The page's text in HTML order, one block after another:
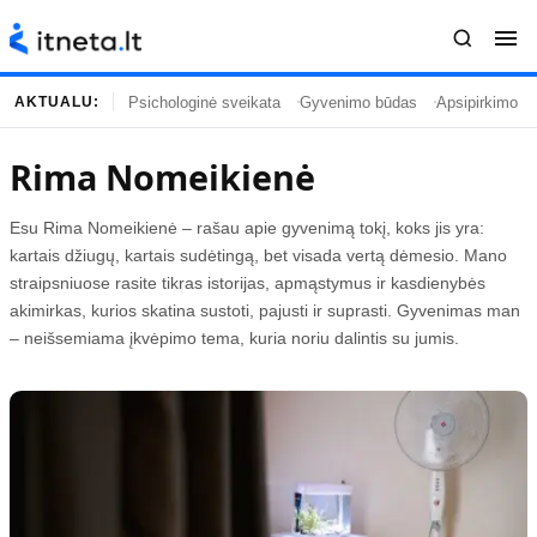
Turinys
Naujausi straipsniai
Gyvenimas
Įdomybės
Mada
Mokslas
Temos
Horoskopai
Kulinarija
Technologijos
Gyvenimo būdas
Vasaros mada
Informacija
AKTUALU: Psichologinė sveikata Gyvenimo būdas Apsipirkimo
Rima Nomeikienė
Esu Rima Nomeikienė – rašau apie gyvenimą tokį, koks jis yra:
kartais džiugų, kartais sudėtingą, bet visada vertą dėmesio. Mano
straipsniuose rasite tikras istorijas, apmąstymus ir kasdienybės
akimirkas, kurios skatina sustoti, pajusti ir suprasti. Gyvenimas man
– neišsemiama įkvėpimo tema, kuria noriu dalintis su jumis.